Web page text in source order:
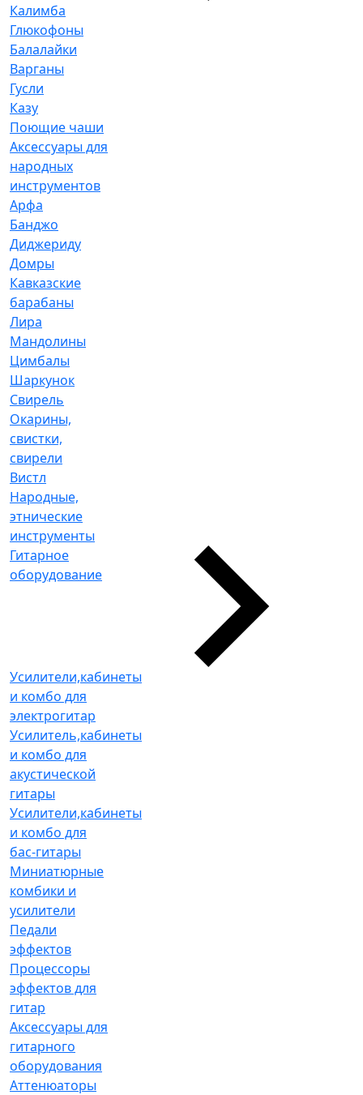
Калимба
Глюкофоны
Балалайки
Варганы
Гусли
Казу
Поющие чаши
Аксессуары для
народных
инструментов
Арфа
Банджо
Диджериду
Домры
Кавказские
барабаны
Лира
Мандолины
Цимбалы
Шаркунок
Свирель
Окарины,
свистки,
свирели
Вистл
Народные,
этнические
инструменты
Гитарное
оборудование
Усилители,кабинеты
и комбо для
электрогитар
Усилитель,кабинеты
и комбо для
акустической
гитары
Усилители,кабинеты
и комбо для
бас-гитары
Миниатюрные
комбики и
усилители
Педали
эффектов
Процессоры
эффектов для
гитар
Аксессуары для
гитарного
оборудования
Аттенюаторы